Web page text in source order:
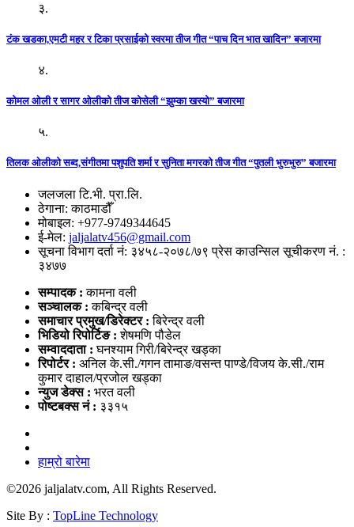
३.
टंक खडका,एमटी महर र टिका प्रसाईको स्वरमा तीज गीत “पाच दिन भात खादिन” बजारमा
४.
कोमल ओली र सागर ओलीको तीज कोसेली “झुम्का खस्यो” बजारमा
५.
तिलक ओलीको सब्द,संगीतमा पशुपति शर्मा र सुनिता मगरको तीज गीत “पुतली भुरुभुरु” बजारमा
जलजला टि.भी. प्रा.लि.
ठेगाना: काठमाडौँ
मोबाइल: +977-9749344645
ई-मेल: jaljalatv456@gmail.com
सूचना विभाग दर्ता नं: ३४५८-२०७८/७९ प्रेस काउन्सिल सूचीकरण नं. :
३४७७
सम्पादक :कामना वली
सञ्‍चालक : कबिन्द्र वली
समाचार प्रमुख/डिरेक्टर :बिरेन्द्र वली
भिडियो रिपोर्टिङ : शेषमणि पौडेल
सम्वाददाता :घनश्याम गिरी/बिरेन्द्र खड्का
रिपोर्टर : अनिल के.सी./गगन तामाङ/वसन्त पाण्डे/विजय के.सी./राम
कुमार दाहाल/प्रजोल खड्का
न्युज डेक्स : भरत वली
पोष्‍टबक्स नं : ३३१५
हाम्रो बारेमा
©2026 jaljalatv.com, All Rights Reserved.
Site By : TopLine Technology